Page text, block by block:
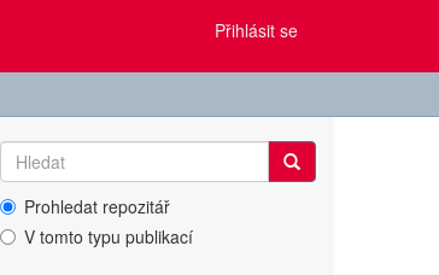
Přihlásit se
Prohledat repozitář
V tomto typu publikací